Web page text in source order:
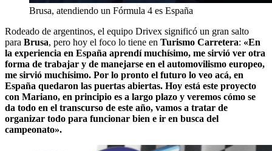
Brusa, atendiendo un Fórmula 4 es España
Rodeado de argentinos, el equipo Drivex significó un gran salto
para Brusa, pero hoy el foco lo tiene en Turismo Carretera: «En
la experiencia en España aprendí muchísimo, me sirvió ver otra
forma de trabajar y de manejarse en el automovilismo europeo,
me sirvió muchísimo. Por lo pronto el futuro lo veo acá, en
España quedaron las puertas abiertas. Hoy está este proyecto
con Mariano, en principio es a largo plazo y veremos cómo se
da todo en el transcurso de este año, vamos a tratar de
organizar todo para funcionar bien e ir en busca del
campeonato».